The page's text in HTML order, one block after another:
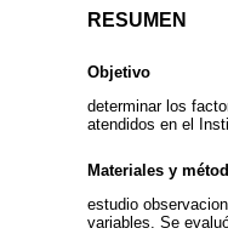
RESUMEN
Objetivo
determinar los
atendidos en el
Materiales y
estudio
variables. Se